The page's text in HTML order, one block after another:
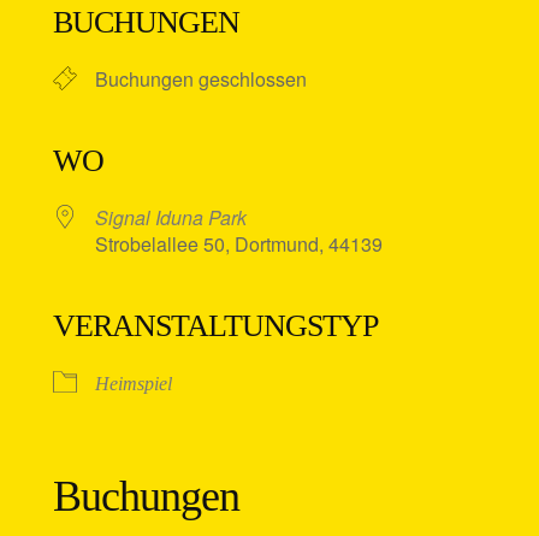
BUCHUNGEN
Buchungen geschlossen
WO
Signal Iduna Park
Strobelallee 50, Dortmund, 44139
VERANSTALTUNGSTYP
Heimspiel
Buchungen